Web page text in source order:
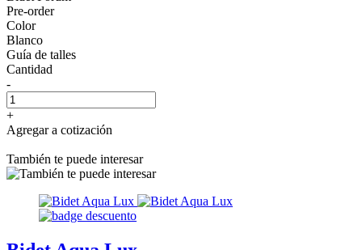
Pre-order
Color
Blanco
Guía de talles
Cantidad
-
+
Agregar a cotización
También te puede interesar